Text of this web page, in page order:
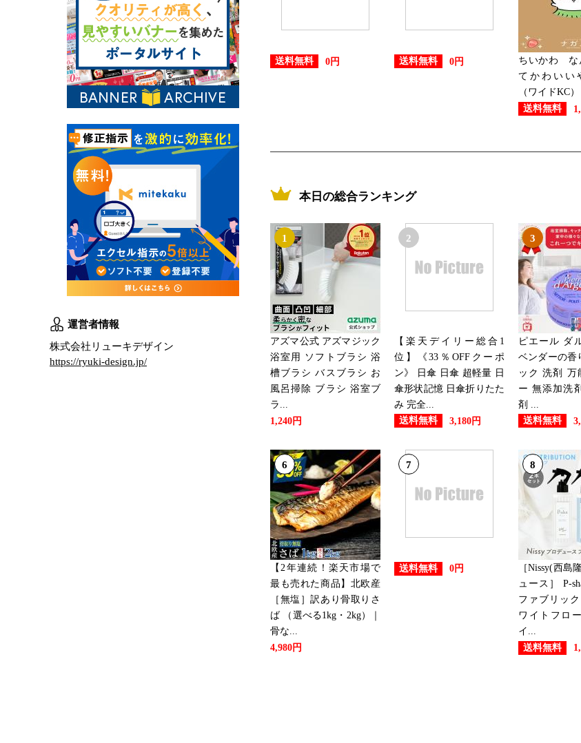
2024/09/05
本・雑誌・コミックラ
送料無料 0円 送料無料 0円
ちいかわ な
てかわいい
（ワイドKC
送料無料
本日の総合ランキング
1
アズマ公式 アズマジック
浴室用 ソフトブラシ 浴
槽ブラシ バスブラシ お
風呂掃除 ブラシ 浴室ブ
ラ...
1,240円
2
【楽天デイリー総合1
位】《33％OFFクーポ
ン》 日傘 日傘 超軽量 日
傘形状記憶 日傘折りたた
み 完全...
送料無料
3,180円
3
ピエール ダ
ベンダーの香
ック 洗剤 万
ー 無添加洗
剤 ...
送料無料
6
【2年連続！楽天市場で
最も売れた商品】北欧産
［無塩］訳あり骨取りさ
ば （選べる1kg・2kg）｜
骨な...
4,980円
7
送料無料 0円
8
［Nissy(西島
ュース］ P-
ファブリッ
ワイトフロ
イ...
送料無料
運営者情報
株式会社リューキデザイン
https://ryuki-design.jp/